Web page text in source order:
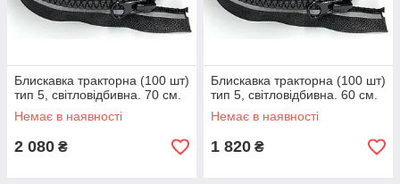
Блискавка тракторна (100 шт)
тип 5, світловідбивна. 70 см.
Немає в наявності
2 080 ₴
Блискавка тракторна (100 шт)
тип 5, світловідбивна. 60 см.
Немає в наявності
1 820 ₴